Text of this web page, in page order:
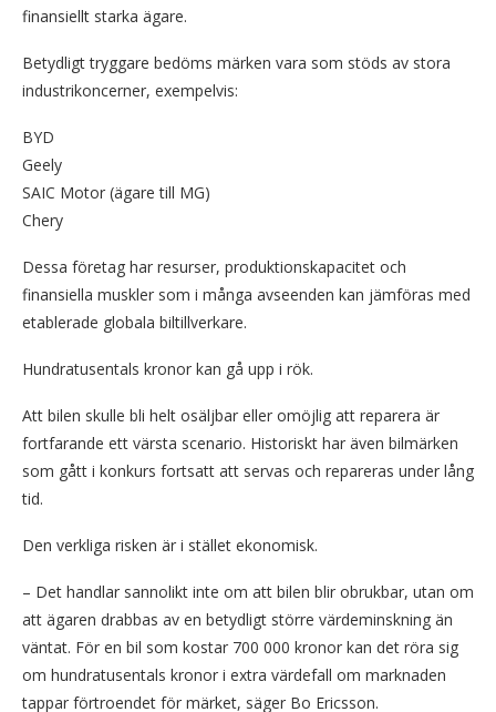
finansiellt starka ägare.
Betydligt tryggare bedöms märken vara som stöds av stora
industrikoncerner, exempelvis:
BYD
Geely
SAIC Motor (ägare till MG)
Chery
Dessa företag har resurser, produktionskapacitet och
finansiella muskler som i många avseenden kan jämföras med
etablerade globala biltillverkare.
Hundratusentals kronor kan gå upp i rök.
Att bilen skulle bli helt osäljbar eller omöjlig att reparera är
fortfarande ett värsta scenario. Historiskt har även bilmärken
som gått i konkurs fortsatt att servas och repareras under lång
tid.
Den verkliga risken är i stället ekonomisk.
– Det handlar sannolikt inte om att bilen blir obrukbar, utan om
att ägaren drabbas av en betydligt större värdeminskning än
väntat. För en bil som kostar 700 000 kronor kan det röra sig
om hundratusentals kronor i extra värdefall om marknaden
tappar förtroendet för märket, säger Bo Ericsson.